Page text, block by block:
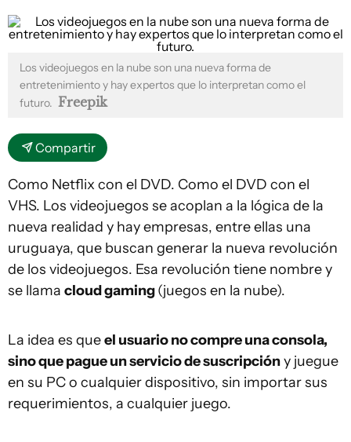
Los videojuegos en la nube son una nueva forma de
entretenimiento y hay expertos que lo interpretan como el
futuro. Freepik
Compartir
Como Netflix con el DVD. Como el DVD con el
VHS. Los videojuegos se acoplan a la lógica de la
nueva realidad y hay empresas, entre ellas una
uruguaya, que buscan generar la nueva revolución
de los videojuegos. Esa revolución tiene nombre y
se llama cloud gaming(juegos en la nube).
La idea es queel usuario no compre una consola,
sino que pague un servicio de suscripcióny juegue
en su PC o cualquier dispositivo, sin importar sus
requerimientos, a cualquier juego.